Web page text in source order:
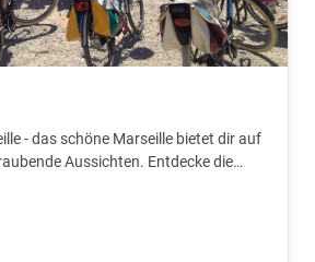
- das schöne Marseille bietet dir auf
Aussichten. Entdecke die